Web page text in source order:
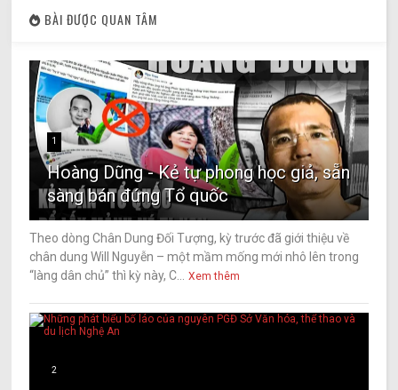
BÀI ĐƯỢC QUAN TÂM
1
Hoàng Dũng - Kẻ tự phong học giả, sẵn
sàng bán đứng Tổ quốc
Theo dòng Chân Dung Đối Tượng, kỳ trước đã giới thiệu về
chân dung Will Nguyễn – một mầm mống mới nhô lên trong
“làng dân chủ” thì kỳ này, C...
Xem thêm
2